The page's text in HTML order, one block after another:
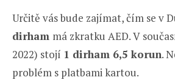
Určitě vás bude zajímat, čím se v
dirham má zkratku AED. V
2022) stojí 1 dirham 6,5 korun.
problém s platbami kartou.